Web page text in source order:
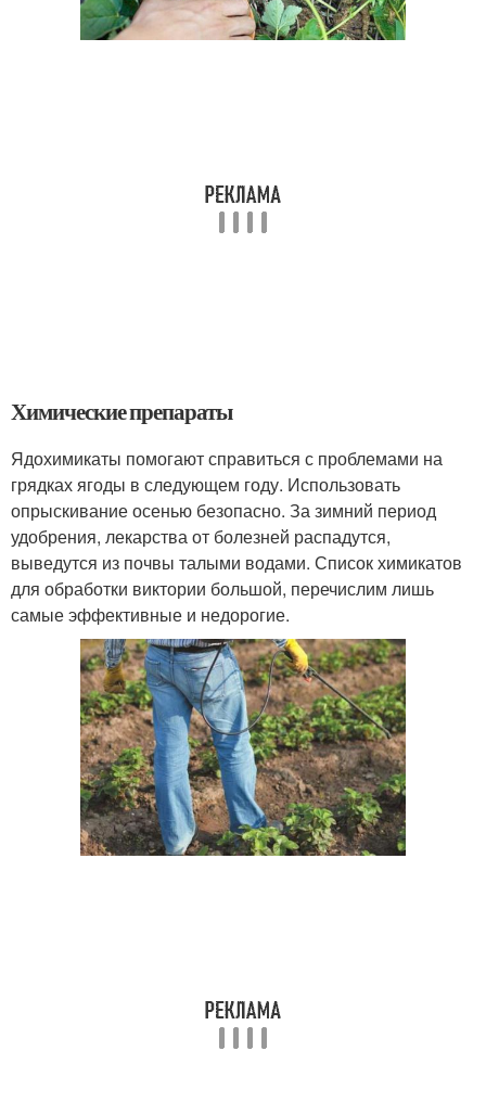
Химические препараты
Ядохимикаты помогают справиться с проблемами на
грядках ягоды в следующем году. Использовать
опрыскивание осенью безопасно. За зимний период
удобрения, лекарства от болезней распадутся,
выведутся из почвы талыми водами. Список химикатов
для обработки виктории большой, перечислим лишь
самые эффективные и недорогие.